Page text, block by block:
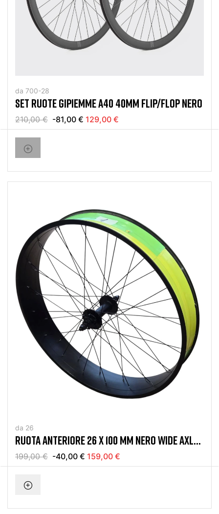
da 700-28
SET RUOTE GIPIEMME A40 40MM FLIP/FLOP NERO
210,00 € -81,00 € 129,00 €
da 26
RUOTA ANTERIORE 26 X 100 MM NERO WIDE AXLE
FRENO A DISCO
199,00 € -40,00 € 159,00 €